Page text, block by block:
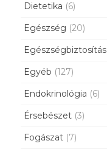
Dietetika (6)
Egészség (20)
Egészségbiztosítás
Egyéb (127)
Endokrinológia (6)
Érsebészet (3)
Fogászat (7)